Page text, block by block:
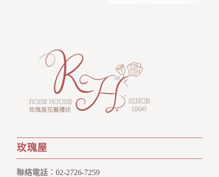
玫瑰屋
聯絡電話： 02-2726-7259